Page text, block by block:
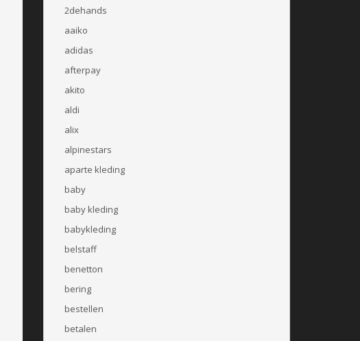
2dehands
aaiko
adidas
afterpay
akito
aldi
alix
alpinestars
aparte kleding
baby
baby kleding
babykleding
belstaff
benetton
bering
bestellen
betalen